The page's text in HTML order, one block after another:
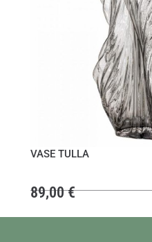
VASE TULLA
89,00€